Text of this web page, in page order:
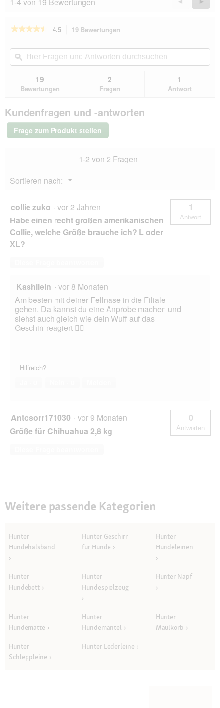
Reviews
★★★★★
★★★★★
5
lesen
Hunter
Maldon
Up
L
4.5 19 Bewertungen
Aktion
navigierst
du
Hier
Fragen
und
Antworten
durchsuchen
ϙ
19
Bewertungen
2
Fragen
1
Antwort
Kundenfragen und -antworten
Frage zum Produkt stellen
1-2 von 2 Fragen
Sortieren nach:
▼
Menü
collie zuko · vor 2 Jahren
Habe einen recht großen amerikanischen
Collie, welche Größe brauche ich? L oder
XL?
1
Antwort
Kashilein · vor 8 Monaten
Am besten mit deiner Fellnase in die Filiale
gehen. Da kannst du eine Anprobe machen und
siehst auch gleich wie dein Wuff auf das
Geschirr reagiert 👍🏻
Hilfreich?
Antosorr171030 · vor 9 Monaten
Größe für Chihuahua 2,8 kg
0
Antworten
Weitere passende Kategorien
Hunter
Hundehalsband
Hunter Geschirr
für Hunde
Hunter
Hundeleinen
Hunter
Hundebett
Hunter
Hundespielzeug
Hunter Napf
Hunter
Hundematte
Hunter
Hundemantel
Hunter
Maulkorb
Hunter
Schleppleine
Hunter Lederleine